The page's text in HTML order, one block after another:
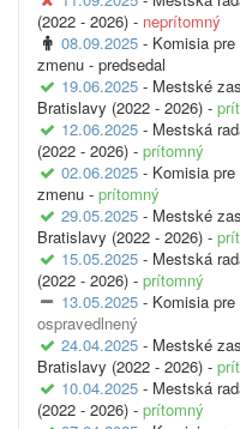
(2022 - 2026) - neprítomný
08.09.2025 - Komisia
zmenu - predsedal
19.06.2025 - Mestské
Bratislavy (2022 - 2026) -
12.06.2025 - Mestská
(2022 - 2026) - prítomný
02.06.2025 - Komisia
zmenu - prítomný
29.05.2025 - Mestské
Bratislavy (2022 - 2026) -
15.05.2025 - Mestská
(2022 - 2026) - prítomný
13.05.2025 - Komisia pre
ospravedlnený
24.04.2025 - Mestské
Bratislavy (2022 - 2026) -
10.04.2025 - Mestská
(2022 - 2026) - prítomný